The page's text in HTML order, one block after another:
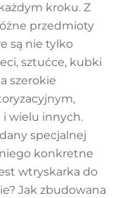
kroku. Z
przedmioty
są nie tylko
sztućce, kubki
szerokie
wielu innych.
specjalnej
konkretne
wtryskarka do
Jak zbudowana